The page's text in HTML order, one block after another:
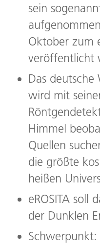
sein
Oktober zum
veröffentlicht
Das
wird mit
Himmel
Quellen
die größte
heißen
eROSITA soll
der Dunklen